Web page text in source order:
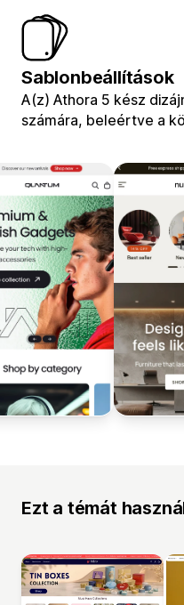
Sablonbeállítások
A(z) Athora 5 kész
számára, beleértve a
Ezt a témát